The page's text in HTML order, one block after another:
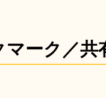
ーク／共